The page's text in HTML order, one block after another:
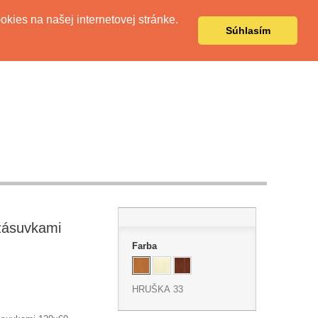
na našej internetovej stránke.
Súhlasím
Kontaktujte nás
Farba
HRUŠKA 33